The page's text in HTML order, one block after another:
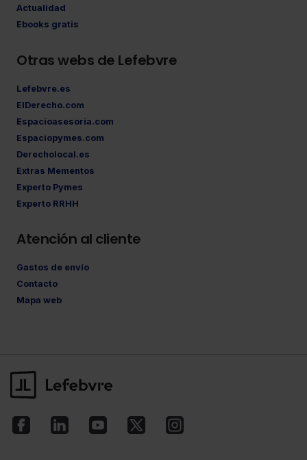
Actualidad
Ebooks gratis
Otras webs de Lefebvre
Lefebvre.es
ElDerecho.com
Espacioasesoria.com
Espaciopymes.com
Derecholocal.es
Extras Mementos
Experto Pymes
Experto RRHH
Atención al cliente
Gastos de envío
Contacto
Mapa web